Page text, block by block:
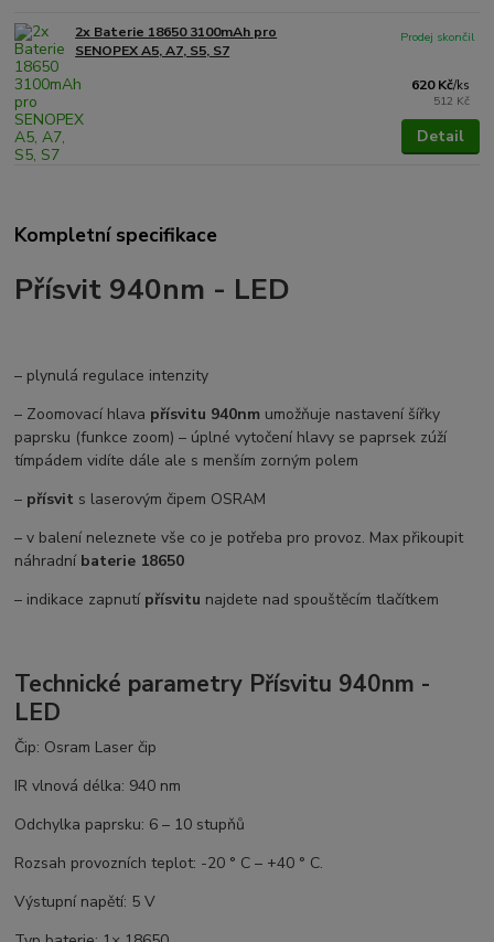
2x Baterie 18650 3100mAh pro
SENOPEX A5, A7, S5, S7
620 Kč/ks
512 Kč
Prodej skončil
Detail
Kompletní specifikace
Přísvit 940nm - LED
– plynulá regulace intenzity
– Zoomovací hlava přísvitu 940nm umožňuje nastavení šířky
paprsku (funkce zoom) – úplné vytočení hlavy se paprsek zúží
tímpádem vidíte dále ale s menším zorným polem
– přísvit s laserovým čipem OSRAM
– v balení neleznete vše co je potřeba pro provoz. Max přikoupit
náhradní baterie 18650
– indikace zapnutí přísvitu najdete nad spouštěcím tlačítkem
Technické parametry Přísvitu 940nm -
LED
Čip: Osram Laser čip
IR vlnová délka: 940 nm
Odchylka paprsku: 6 – 10 stupňů
Rozsah provozních teplot: -20 ° С – +40 ° С.
Výstupní napětí: 5 V